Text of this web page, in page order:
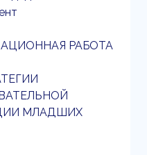
РАБОТА
МЛАДШИХ